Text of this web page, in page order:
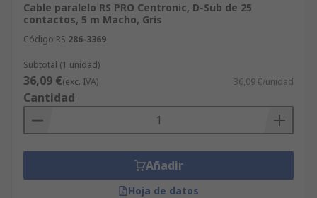
Cable paralelo RS PRO Centronic, D-Sub de 25
contactos, 5 m Macho, Gris
Código RS 286-3369
Subtotal (1 unidad)
36,09 €(exc. IVA) 36,09 €/unidad
Cantidad
Añadir
Hoja de datos